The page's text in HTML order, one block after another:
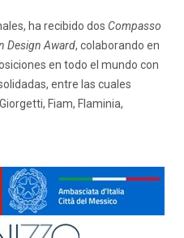
ha recibido dos Compasso
Design Award, colaborando en
en todo el mundo con
entre las cuales
Fiam, Flaminia,